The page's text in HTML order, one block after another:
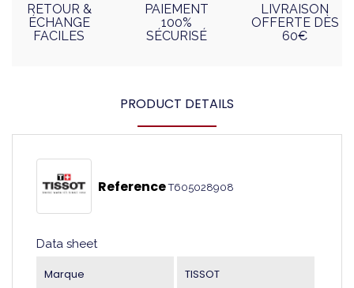
RETOUR &
ÉCHANGE
FACILES
PAIEMENT
100%
SÉCURISÉ
LIVRAISON
OFFERTE DÈS
60€
PRODUCT DETAILS
Reference T605028908
Data sheet
Marque TISSOT